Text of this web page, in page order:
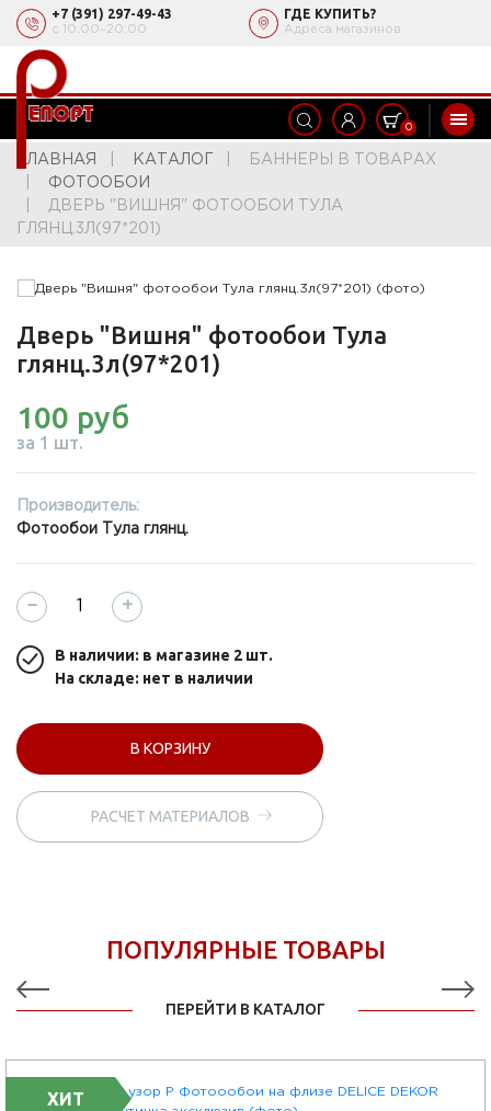
+7 (391) 297-49-43
с 10:00‒20:00
ГДЕ КУПИТЬ?
Адреса магазинов
0
ГЛАВНАЯ КАТАЛОГ
БАННЕРЫ В ТОВАРАХ
ФОТООБОИ
ДВЕРЬ "ВИШНЯ" ФОТООБОИ ТУЛА
ГЛЯНЦ.3Л(97*201)
Дверь "Вишня" фотообои Тула
глянц.3л(97*201)
100 руб
за 1 шт.
Производитель:
Фотообои Тула глянц.
− +
В наличии: в магазине 2 шт.
На складе: нет в наличии
В КОРЗИНУ
РАСЧЕТ МАТЕРИАЛОВ
ПОПУЛЯРНЫЕ ТОВАРЫ
ПЕРЕЙТИ В КАТАЛОГ
ХИТ